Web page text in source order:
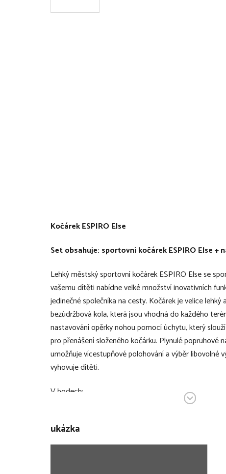
Kočárek ESPIRO Else
Set obsahuje: sportovní kočárek ESPIRO Else +
Lehký městský sportovní kočárek ESPIRO Else se
vašemu dítěti nabídne velké množství inovativních
jedinečné společníka na cesty. Kočárek je velice lehký
bezúdržbová kola, která jsou vhodná do každého
nastavování opěrky nohou pomocí úchytu, který
pro přenášení složeného kočárku. Plynulé popruhové
umožňuje vícestupňové polohování a výběr libovolné
vyhovuje dítěti.
V bodech:
vhodný pro děti od 6 měsíců do 22 kg
kompaktní rozměry
ukázka